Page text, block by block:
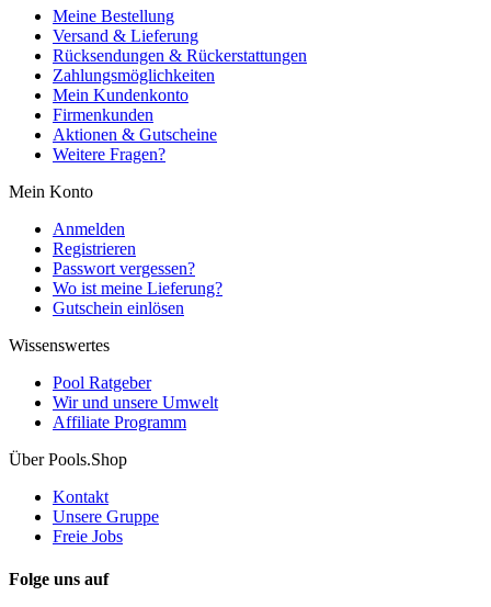
Meine Bestellung
Versand & Lieferung
Rücksendungen & Rückerstattungen
Zahlungsmöglichkeiten
Mein Kundenkonto
Firmenkunden
Aktionen & Gutscheine
Weitere Fragen?
Mein Konto
Anmelden
Registrieren
Passwort vergessen?
Wo ist meine Lieferung?
Gutschein einlösen
Wissenswertes
Pool Ratgeber
Wir und unsere Umwelt
Affiliate Programm
Über Pools.Shop
Kontakt
Unsere Gruppe
Freie Jobs
Folge uns auf